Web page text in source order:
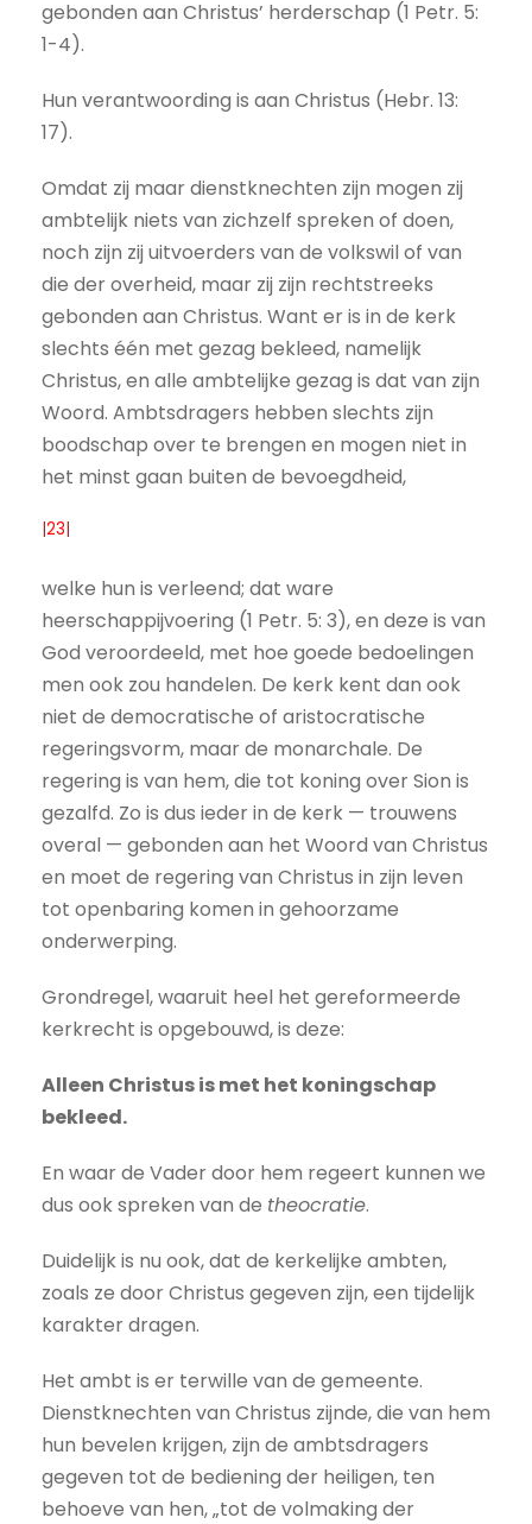
gebonden aan Christus’ herderschap (1 Petr. 5:
1-4).
Hun verantwoording is aan Christus (Hebr. 13:
17).
Omdat zij maar dienstknechten zijn mogen zij
ambtelijk niets van zichzelf spreken of doen,
noch zijn zij uitvoerders van de volkswil of van
die der overheid, maar zij zijn rechtstreeks
gebonden aan Christus. Want er is in de kerk
slechts één met gezag bekleed, namelijk
Christus, en alle ambtelijke gezag is dat van zijn
Woord. Ambtsdragers hebben slechts zijn
boodschap over te brengen en mogen niet in
het minst gaan buiten de bevoegdheid,
|23|
welke hun is verleend; dat ware
heerschappijvoering (1 Petr. 5: 3), en deze is van
God veroordeeld, met hoe goede bedoelingen
men ook zou handelen. De kerk kent dan ook
niet de democratische of aristocratische
regeringsvorm, maar de monarchale. De
regering is van hem, die tot koning over Sion is
gezalfd. Zo is dus ieder in de kerk — trouwens
overal — gebonden aan het Woord van Christus
en moet de regering van Christus in zijn leven
tot openbaring komen in gehoorzame
onderwerping.
Grondregel, waaruit heel het gereformeerde
kerkrecht is opgebouwd, is deze:
Alleen Christus is met het koningschap
bekleed.
En waar de Vader door hem regeert kunnen we
dus ook spreken van de theocratie.
Duidelijk is nu ook, dat de kerkelijke ambten,
zoals ze door Christus gegeven zijn, een tijdelijk
karakter dragen.
Het ambt is er terwille van de gemeente.
Dienstknechten van Christus zijnde, die van hem
hun bevelen krijgen, zijn de ambtsdragers
gegeven tot de bediening der heiligen, ten
behoeve van hen, „tot de volmaking der